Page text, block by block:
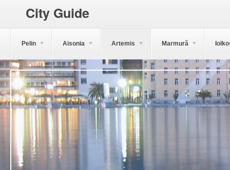
City Guide
Pelin Aisonia Artemis Marmură